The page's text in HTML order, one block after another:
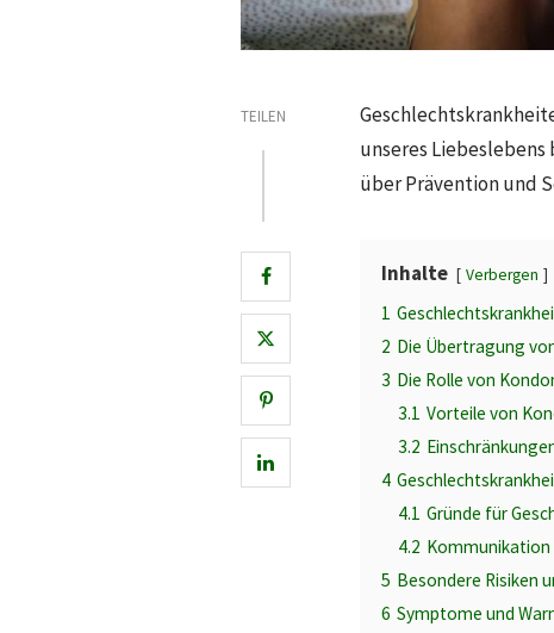
TEILEN
unseres
über Prävention und
Inhalte Verbergen
1
2 Die Übertragung
3 Die Rolle von
3.1 Vorteile von
3.2
4
4.1 Gründe für
4.2 Kommunikation
5 Besondere Risiken
6 Symptome und